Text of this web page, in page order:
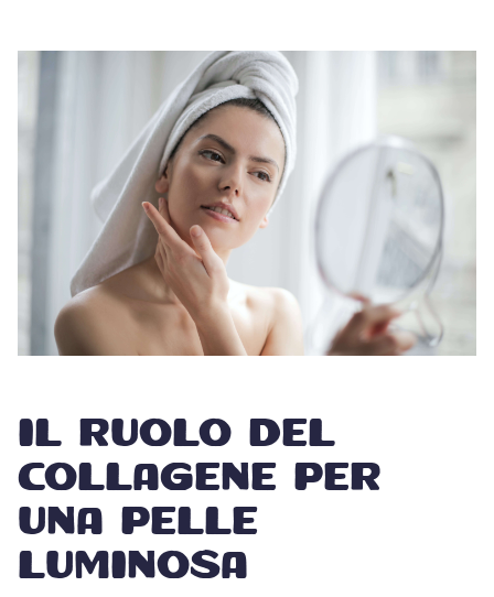
IL RUOLO DEL
COLLAGENE PER
UNA PELLE
LUMINOSA